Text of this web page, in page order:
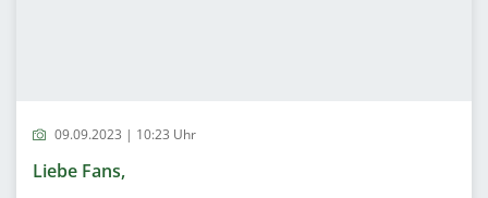
09.09.2023 | 10:23 Uhr
Liebe Fans,